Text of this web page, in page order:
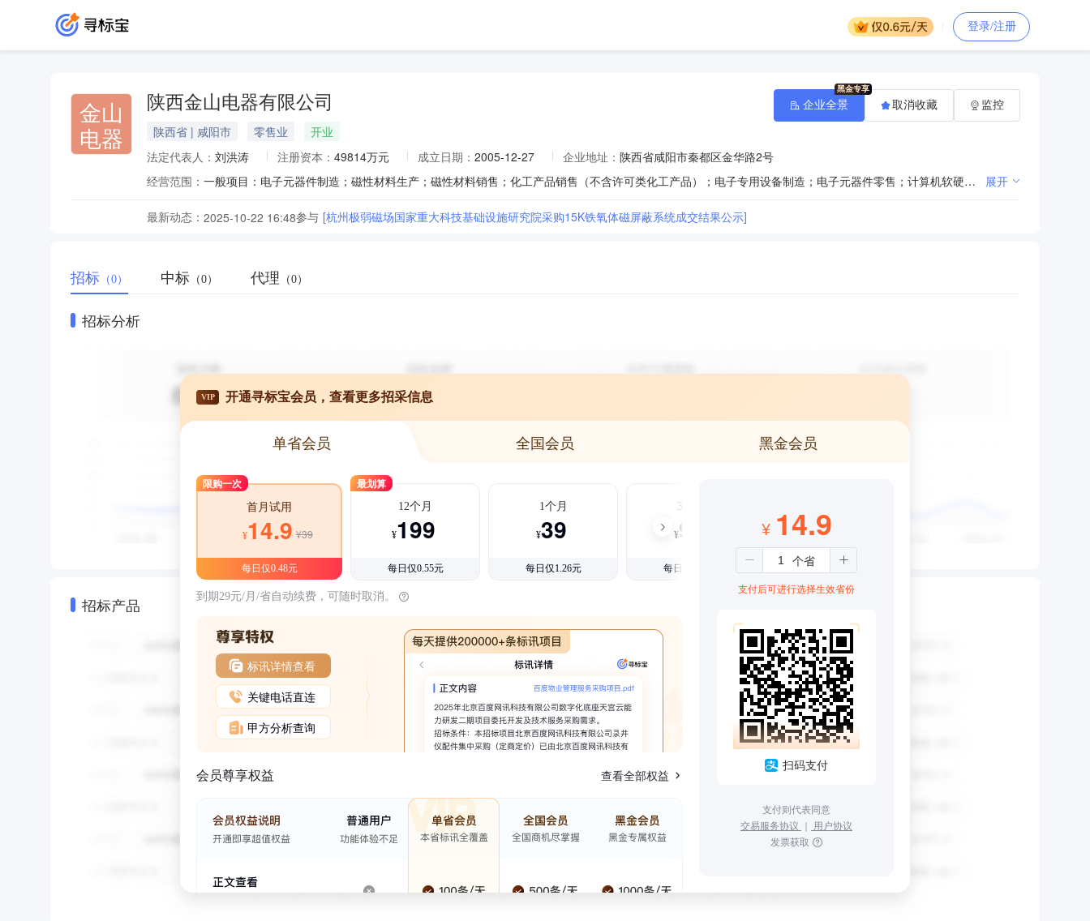
登录/注册
金山
电器
陕西金山电器有限公司
陕西省 | 咸阳市 零售业
开业
法定代表人： 刘洪涛 注册资本： 49814万元 成立日期： 2005-12-27 企业地址： 陕西省咸阳市秦都区金华路2号
经营范围：
一般项目：电子元器件制造；磁性材料生产；磁性材料销售；化工产品销售（不含许可类化工产品）；电子专用设备制造；电子元器件零售；计算机软硬件及辅助设备零售；包装材料及制品销售；技术进出口；货物进出口；道路货物运输站经营；非居住房地产租赁；物业管理；电子专用材料研发（除依法须经批准的项目外，凭营业执照依法自主开展经营活动）。 展开
最新动态： 2025-10-22 16:48参与 [杭州极弱磁场国家重大科技基础设施研究院采购15K铁氧体磁屏蔽系统成交结果公示]
企业全景 取消收藏 监控
招标 （0） 中标 （0） 代理 （0）
招标分析
招标产品
VIP 开通寻标宝会员，查看更多招采信息
单省会员 全国会员 黑金会员
限购一次
首月试用
¥14.9 ¥39
每日仅0.48元
最划算
12个月
¥199
每日仅0.55元
1个月
¥39
每日仅1.26元
3个月
¥99
每日仅1.08元
到期29元/月/省自动续费，可随时取消。
标讯详情查看
关键电话直连
甲方分析查询
会员尊享权益 查看全部权益
¥ 14.9
支付后可进行选择生效省份
扫码支付
支付则代表同意
交易服务协议 ｜ 用户协议
发票获取